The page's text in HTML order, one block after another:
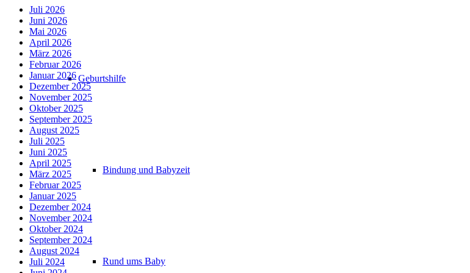
Geburtshilfe
Bindung und Babyzeit
Rund ums Baby
Juli 2026
Juni 2026
Mai 2026
April 2026
März 2026
Februar 2026
Januar 2026
Dezember 2025
November 2025
Oktober 2025
September 2025
August 2025
Juli 2025
Juni 2025
April 2025
März 2025
Februar 2025
Januar 2025
Dezember 2024
November 2024
Oktober 2024
September 2024
August 2024
Juli 2024